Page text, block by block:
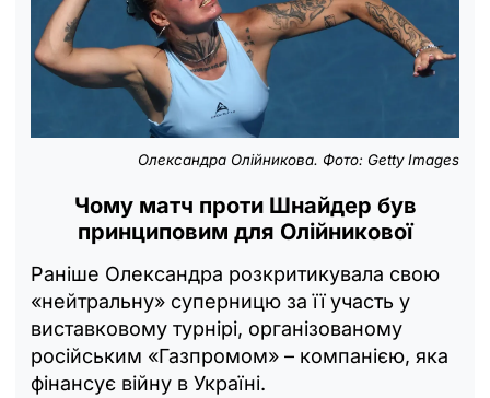
Олександра Олійникова. Фото: Getty Images
Чому матч проти Шнайдер був
принциповим для Олійникової
Раніше Олександра розкритикувала свою
«нейтральну» суперницю за її участь у
виставковому турнірі, організованому
російським «Газпромом» – компанією, яка
фінансує війну в Україні.